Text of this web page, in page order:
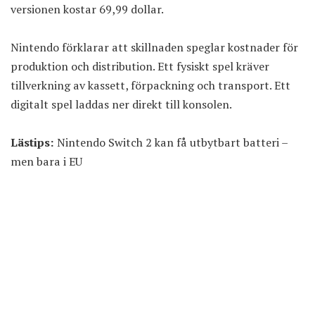
versionen kostar 69,99 dollar.
Nintendo förklarar att skillnaden speglar kostnader för
produktion och distribution. Ett fysiskt spel kräver
tillverkning av kassett, förpackning och transport. Ett
digitalt spel laddas ner direkt till konsolen.
Lästips: Nintendo Switch 2 kan få utbytbart batteri –
men bara i EU